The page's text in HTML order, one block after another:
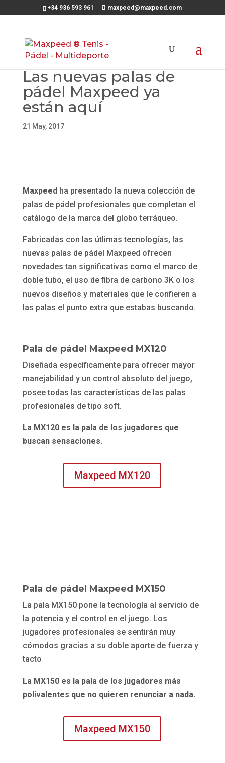
+34 936 593 961 maxpeed@maxpeed.com
Las nuevas palas de
pádel Maxpeed ya
están aquí
21 May, 2017
Maxpeed ha presentado la nueva colección de
palas de pádel profesionales que completan el
catálogo de la marca del globo terráqueo.
Fabricadas con las útlimas tecnologías, las
nuevas palas de pádel Maxpeed ofrecen
novedades tan significativas como el marco de
doble tubo, el uso de fibra de carbono 3K o los
nuevos diseños y materiales que le confieren a
las palas el punto extra que estabas buscando.
Pala de pádel Maxpeed MX120
Diseñada específicamente para ofrecer mayor
manejabilidad y un control absoluto del juego,
posee todas las características de las palas
profesionales de tipo soft.
La MX120 es la pala de los jugadores que
buscan sensaciones.
Maxpeed MX120
Pala de pádel Maxpeed MX150
La pala MX150 pone la tecnología al servicio de
la potencia y el control en el juego. Los
jugadores profesionales se sentirán muy
cómodos gracias a su doble aporte de fuerza y
tacto
La MX150 es la pala de los jugadores más
polivalentes que no quieren renunciar a nada.
Maxpeed MX150